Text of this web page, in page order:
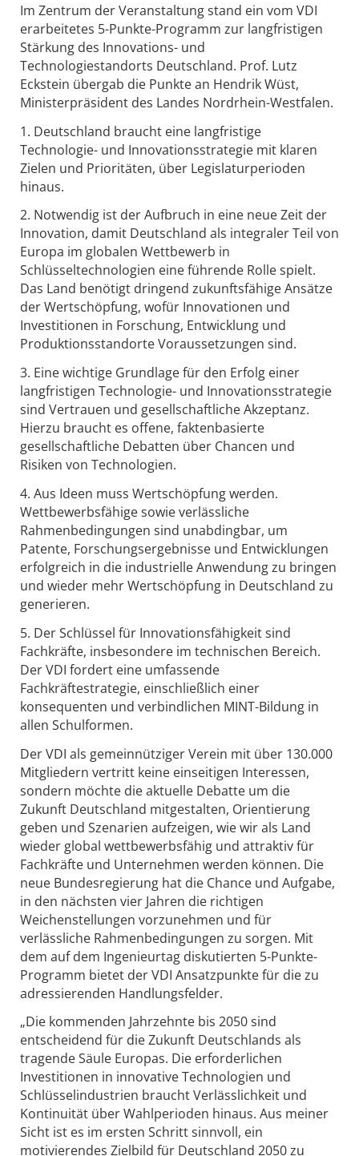
Im Zentrum der Veranstaltung stand ein vom VDI
erarbeitetes 5-Punkte-Programm zur langfristigen
Stärkung des Innovations- und
Technologiestandorts Deutschland. Prof. Lutz
Eckstein übergab die Punkte an Hendrik Wüst,
Ministerpräsident des Landes Nordrhein-Westfalen.
1. Deutschland braucht eine langfristige
Technologie- und Innovationsstrategie mit klaren
Zielen und Prioritäten, über Legislaturperioden
hinaus.
2. Notwendig ist der Aufbruch in eine neue Zeit der
Innovation, damit Deutschland als integraler Teil von
Europa im globalen Wettbewerb in
Schlüsseltechnologien eine führende Rolle spielt.
Das Land benötigt dringend zukunftsfähige Ansätze
der Wertschöpfung, wofür Innovationen und
Investitionen in Forschung, Entwicklung und
Produktionsstandorte Voraussetzungen sind.
3. Eine wichtige Grundlage für den Erfolg einer
langfristigen Technologie- und Innovationsstrategie
sind Vertrauen und gesellschaftliche Akzeptanz.
Hierzu braucht es offene, faktenbasierte
gesellschaftliche Debatten über Chancen und
Risiken von Technologien.
4. Aus Ideen muss Wertschöpfung werden.
Wettbewerbsfähige sowie verlässliche
Rahmenbedingungen sind unabdingbar, um
Patente, Forschungsergebnisse und Entwicklungen
erfolgreich in die industrielle Anwendung zu bringen
und wieder mehr Wertschöpfung in Deutschland zu
generieren.
5. Der Schlüssel für Innovationsfähigkeit sind
Fachkräfte, insbesondere im technischen Bereich.
Der VDI fordert eine umfassende
Fachkräftestrategie, einschließlich einer
konsequenten und verbindlichen MINT-Bildung in
allen Schulformen.
Der VDI als gemeinnütziger Verein mit über 130.000
Mitgliedern vertritt keine einseitigen Interessen,
sondern möchte die aktuelle Debatte um die
Zukunft Deutschland mitgestalten, Orientierung
geben und Szenarien aufzeigen, wie wir als Land
wieder global wettbewerbsfähig und attraktiv für
Fachkräfte und Unternehmen werden können. Die
neue Bundesregierung hat die Chance und Aufgabe,
in den nächsten vier Jahren die richtigen
Weichenstellungen vorzunehmen und für
verlässliche Rahmenbedingungen zu sorgen. Mit
dem auf dem Ingenieurtag diskutierten 5-Punkte-
Programm bietet der VDI Ansatzpunkte für die zu
adressierenden Handlungsfelder.
„Die kommenden Jahrzehnte bis 2050 sind
entscheidend für die Zukunft Deutschlands als
tragende Säule Europas. Die erforderlichen
Investitionen in innovative Technologien und
Schlüsselindustrien braucht Verlässlichkeit und
Kontinuität über Wahlperioden hinaus. Aus meiner
Sicht ist es im ersten Schritt sinnvoll, ein
motivierendes Zielbild für Deutschland 2050 zu